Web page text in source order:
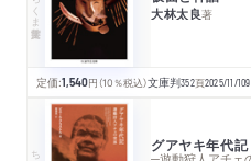
大林太良著
定価:1,540円 （10％税込）文庫判352頁2025/11/10
グアヤキ年代記